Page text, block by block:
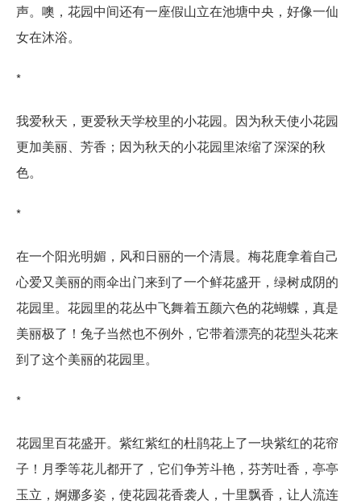
声。噢，花园中间还有一座假山立在池塘中央，好像一仙
女在沐浴。
*
我爱秋天，更爱秋天学校里的小花园。因为秋天使小花园
更加美丽、芳香；因为秋天的小花园里浓缩了深深的秋
色。
*
在一个阳光明媚，风和日丽的一个清晨。梅花鹿拿着自己
心爱又美丽的雨伞出门来到了一个鲜花盛开，绿树成阴的
花园里。花园里的花丛中飞舞着五颜六色的花蝴蝶，真是
美丽极了！兔子当然也不例外，它带着漂亮的花型头花来
到了这个美丽的花园里。
*
花园里百花盛开。紫红紫红的杜鹃花上了一块紫红的花帘
子！月季等花儿都开了，它们争芳斗艳，芬芳吐香，亭亭
玉立，婀娜多姿，使花园花香袭人，十里飘香，让人流连